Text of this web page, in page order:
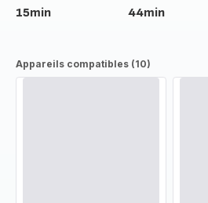
15min 44min
Appareils compatibles (10)